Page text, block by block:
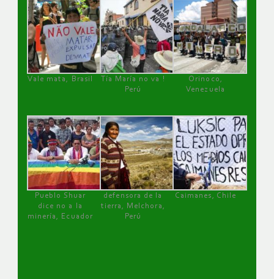
Vale mata, Brasil
Tía María no va !
Perú
Orinoco,
Venezuela
Pueblo Shuar
dice no a la
minería, Ecuador
defensora de la
tierra, Melchora,
Perú
Caimanes, Chile